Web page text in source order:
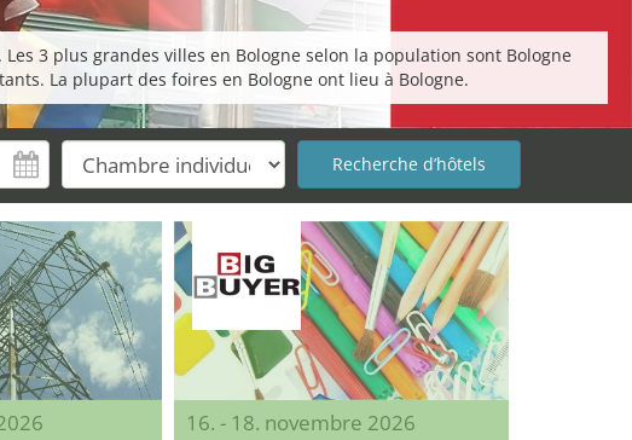
3 plus grandes villes en Bologne selon la population sont Bologne
La plupart des foires en Bologne ont lieu à Bologne.
16. - 18. novembre 2026